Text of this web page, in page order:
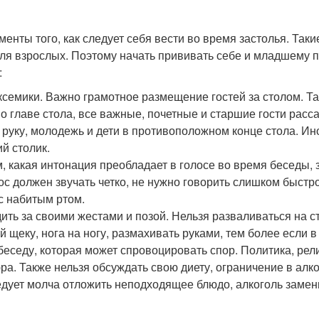
того, как следует себя вести во время застолья.
взрослых. Поэтому начать прививать себе и
Важно грамотное размещение гостей за столом.
главе стола, все важные, почетные и старшие гости
молодежь и дети в противоположном конце стола.
столик.
какая интонация преобладает в голосе во время беседы,
должен звучать четко, не нужно говорить слишком
набитым ртом.
за своими жестами и позой. Нельзя разваливаться на
щеку, нога на ногу, размахивать руками, тем более если
которая может спровоцировать спор. Политика,
Также нельзя обсуждать свою диету, ограничение в
молча отложить неподходящее блюдо, алкоголь